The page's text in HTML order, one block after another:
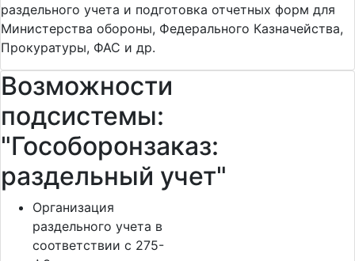
раздельного учета и подготовка отчетных форм для
Министерства обороны, Федерального Казначейства,
Прокуратуры, ФАС и др.
Возможности
подсистемы:
"Гособоронзаказ:
раздельный учет"
Организация
раздельного учета в
соответствии с 275-